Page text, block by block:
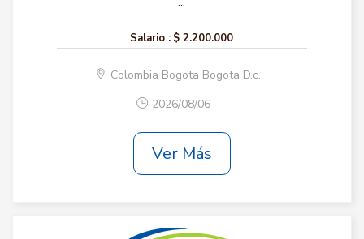
Salario : $ 2.200.000
Colombia Bogota Bogota D.c.
2026/08/06
Ver Más